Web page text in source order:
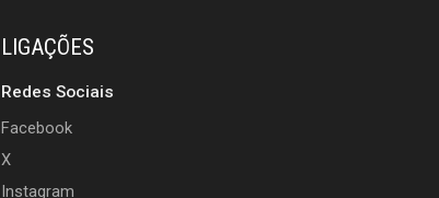
LIGAÇÕES
Redes Sociais
Facebook
X
Instagram